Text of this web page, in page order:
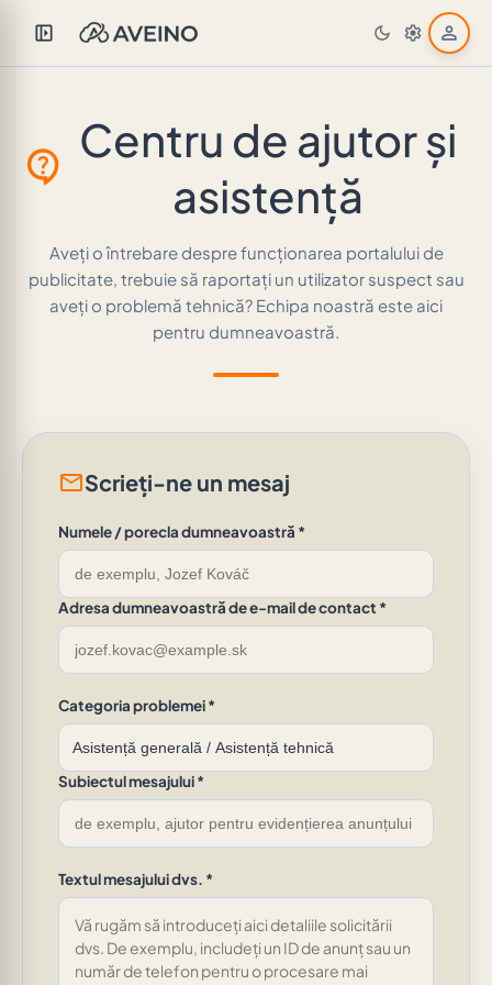
left_panel_open dark_mode settings person
contact_support Centru de ajutor și
asistență
Aveți o întrebare despre funcționarea portalului de
publicitate, trebuie să raportați un utilizator suspect sau
aveți o problemă tehnică? Echipa noastră este aici
pentru dumneavoastră.
mailScrieți-ne un mesaj
Numele / porecla dumneavoastră *
Adresa dumneavoastră de e-mail de contact *
Categoria problemei *
Subiectul mesajului *
Textul mesajului dvs. *